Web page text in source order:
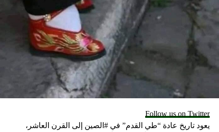
المجموعات المتطرفة الذين يتسببون بالمصائب .
عن الصين
اعترف البابا قائلاً: “أحلم بالصين” واعتبر ان العلاقات مع العملاق
سبتمتر الماضي سمح لمؤمني البلاد الاحتفال بعيد الفصح.
Follow us on Twitter
يعود تاريخ عادة “طي القدم” في #الصين إلى القرن العاشر،